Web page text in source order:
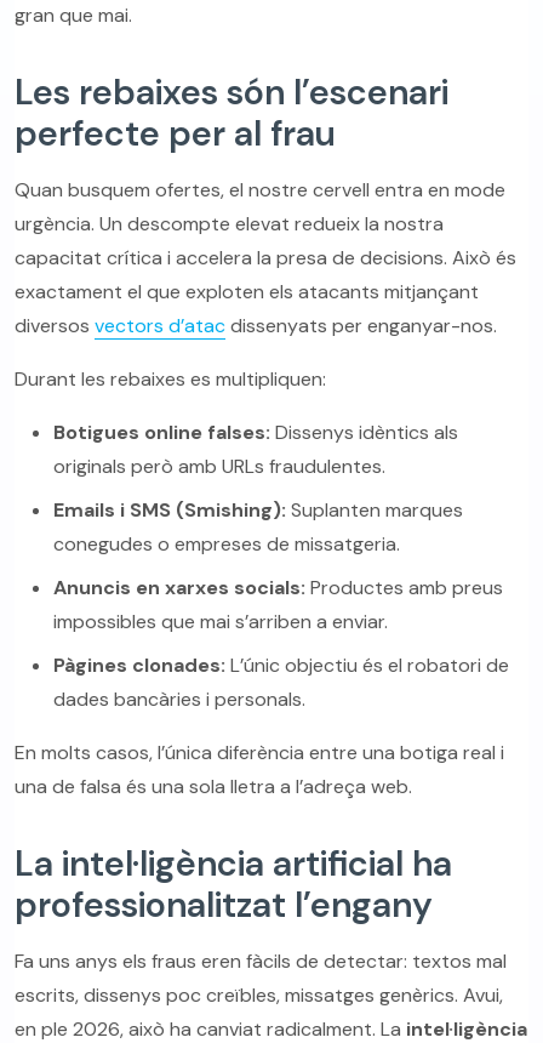
gran que mai.
Les rebaixes són l’escenari
perfecte per al frau
Quan busquem ofertes, el nostre cervell entra en mode
urgència. Un descompte elevat redueix la nostra
capacitat crítica i accelera la presa de decisions. Això és
exactament el que exploten els atacants mitjançant
diversos vectors d’atacdissenyats per enganyar-nos.
Durant les rebaixes es multipliquen:
Botigues online falses: Dissenys idèntics als
originals però amb URLs fraudulentes.
Emails i SMS (Smishing): Suplanten marques
conegudes o empreses de missatgeria.
Anuncis en xarxes socials: Productes amb preus
impossibles que mai s’arriben a enviar.
Pàgines clonades: L’únic objectiu és el robatori de
dades bancàries i personals.
En molts casos, l’única diferència entre una botiga real i
una de falsa és una sola lletra a l’adreça web.
La intel·ligència artificial ha
professionalitzat l’engany
Fa uns anys els fraus eren fàcils de detectar: textos mal
escrits, dissenys poc creïbles, missatges genèrics. Avui,
en ple 2026, això ha canviat radicalment. La intel·ligència